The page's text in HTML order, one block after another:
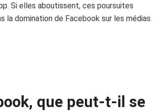
Si elles aboutissent, ces poursuites
la domination de Facebook sur les médias
que peut-t-il se